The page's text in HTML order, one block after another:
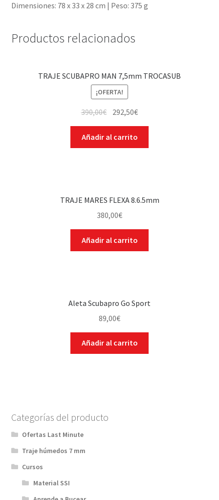
Dimensiones: 78 x 33 x 28 cm | Peso: 375 g
Productos relacionados
TRAJE SCUBAPRO MAN 7,5mm TROCASUB
¡OFERTA!
390,00€ 292,50€
Añadir al carrito
TRAJE MARES FLEXA 8.6.5mm
380,00€
Añadir al carrito
Aleta Scubapro Go Sport
89,00€
Añadir al carrito
Categorías del producto
Ofertas Last Minute
Traje húmedos 7 mm
Cursos
Material SSI